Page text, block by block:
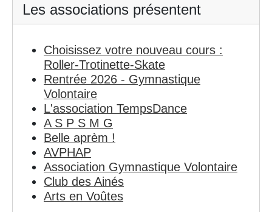
Les associations présentent
Choisissez votre nouveau cours :
Roller-Trotinette-Skate
Rentrée 2026 - Gymnastique
Volontaire
L'association TempsDance
A S P S M G
Belle aprèm !
AVPHAP
Association Gymnastique Volontaire
Club des Ainés
Arts en Voûtes